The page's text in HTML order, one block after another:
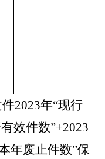
2023年“现行
效件数”+2023
年废止件数”保